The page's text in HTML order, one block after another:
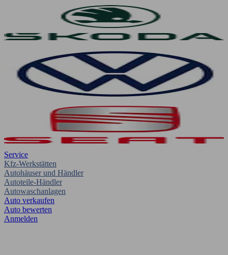
Service
Kfz-Werkstätten
Autohäuser und Händler
Autoteile-Händler
Autowaschanlagen
Auto verkaufen
Auto bewerten
Anmelden